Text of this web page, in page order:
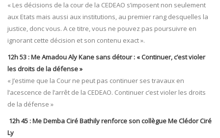
« Les décisions de la cour de la CEDEAO s’imposent non seulement
aux Etats mais aussi aux institutions, au premier rang desquelles la
justice, donc vous. A ce titre, vous ne pouvez pas poursuivre en
ignorant cette décision et son contenu exact ».
12h 53 : Me Amadou Aly Kane sans détour : « Continuer, c’est violer
les droits de la défense »
« J’estime que la Cour ne peut pas continuer ses travaux en
l’acescence de l’arrêt de la CEDEAO. Continuer c’est violer les droits
de la défense »
12h 45 : Me Demba Ciré Bathily renforce son collègue Me Clédor Ciré
Ly